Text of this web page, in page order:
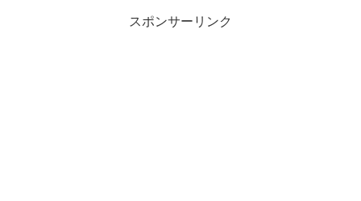
スポンサーリンク